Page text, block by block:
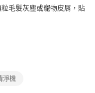
立即使用無須另外申請。
交易確認頁面所載為準。
哥付你分期系統評分，恕無
毛髮灰塵或寵物皮屑，貼
淨機